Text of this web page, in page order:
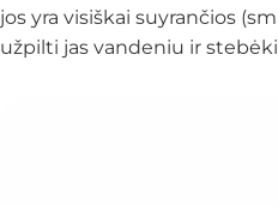
jos yra visiškai suyrančios
užpilti jas vandeniu ir